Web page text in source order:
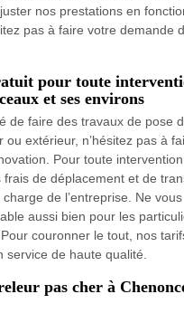
nos prestations en
pas à faire votre demande
pour toute
et ses environs
de faire des travaux de pose
ou extérieur, n’hésitez pas à
Pour toute
frais de déplacement et de
de l’entreprise. Ne
aussi bien pour les
couronner le tout, nos
service de haute qualité.
pas cher à